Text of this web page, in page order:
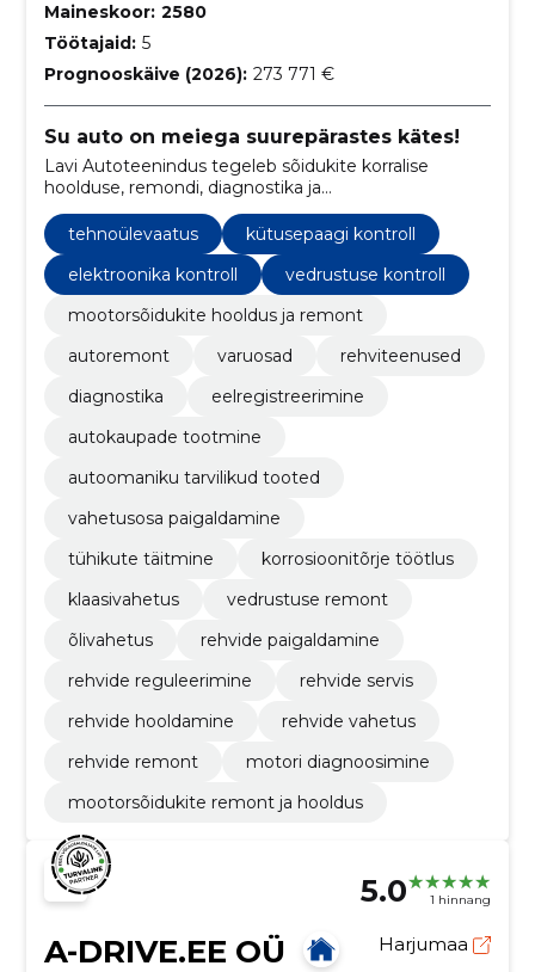
Maineskoor: 2580
Töötajaid: 5
Prognooskäive (2026): 273 771 €
Su auto on meiega suurepärastes kätes!
Lavi Autoteenindus tegeleb sõidukite korralise
hoolduse, remondi, diagnostika ja
tehnoülevaatusega, lisaks pakub autodele varuosi.
tehnoülevaatus
kütusepaagi kontroll
elektroonika kontroll
vedrustuse kontroll
mootorsõidukite hooldus ja remont
autoremont
varuosad
rehviteenused
diagnostika
eelregistreerimine
autokaupade tootmine
autoomaniku tarvilikud tooted
vahetusosa paigaldamine
tühikute täitmine
korrosioonitõrje töötlus
klaasivahetus
vedrustuse remont
õlivahetus
rehvide paigaldamine
rehvide reguleerimine
rehvide servis
rehvide hooldamine
rehvide vahetus
rehvide remont
motori diagnoosimine
mootorsõidukite remont ja hooldus
5.0 1 hinnang
A-DRIVE.EE OÜ Harjumaa